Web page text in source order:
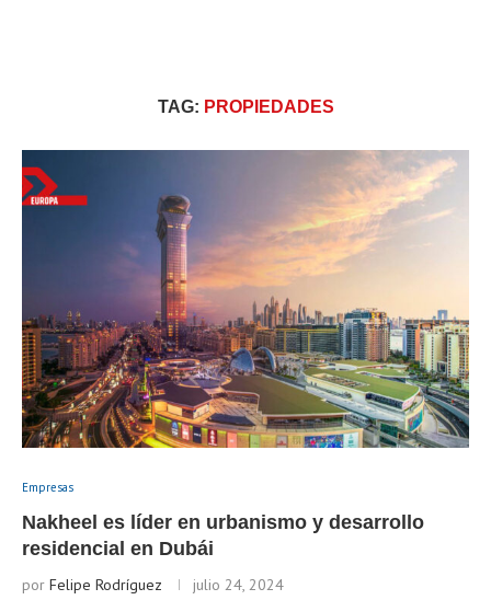
TAG: PROPIEDADES
Empresas
Nakheel es líder en urbanismo y desarrollo
residencial en Dubái
por Felipe Rodríguez julio 24, 2024